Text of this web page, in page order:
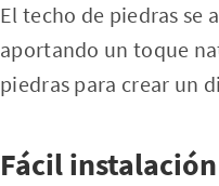
El techo de piedras se
aportando un toque
piedras para crear un
Fácil instalación